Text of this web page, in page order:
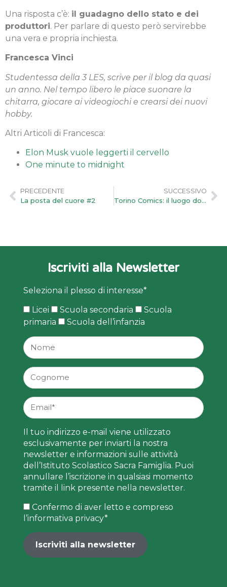
Una risposta c’è: il guadagno dello stato e dei
produttori. Per parlare di questo però servirebbe
una vera e propria inchiesta.
Francesca Vinci
Studentessa della 3 LES, scrive per il blog da quasi
un anno. Nel tempo libero le piace suonare la
chitarra, giocare ai videogiochi e crearsi dei nuovi
hobby.
Altri Articoli di Francesca:
Elon Musk vuole leggerti il cervello
One minute to midnight
PRECEDENTE
La posta del cuore #2
SUCCESSIVO
Torino Comics: il luogo dove ci si può sentire a proprio agio vestito da fatina
Iscriviti alla Newsletter
Seleziona il plesso di interesse*
Licei Scuola secondaria
Scuola
primaria
Scuola dell’infanzia
Il tuo indirizzo e-mail viene utilizzato
esclusivamente per inviarti la nostra
newsletter e informazioni sulle attività
dell’Istituto Scolastico Sacra Famiglia. Puoi
annullare l’iscrizione in qualsiasi momento
tramite il link presente nella newsletter.
Confermo di aver letto e compreso
l’informativa privacy*